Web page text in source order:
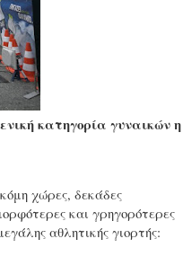
κατηγορία γυναικών η
χώρες, δεκάδες
και γρηγορότερες
αθλητικής γιορτής: